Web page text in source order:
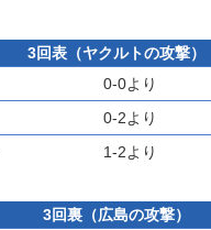
3回表（ヤクルトの攻撃）
0-0より
0-2より
1-2より
3回裏（広島の攻撃）